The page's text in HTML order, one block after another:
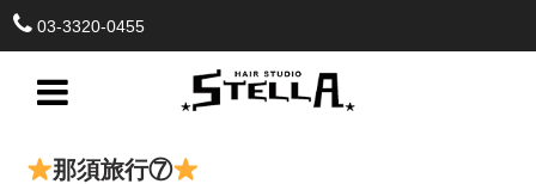
03-3320-0455
那須旅行⑦